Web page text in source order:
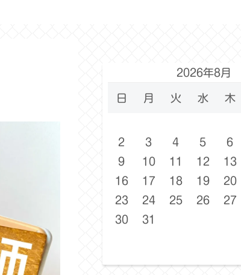
2026年8月
日 月 火 水 木
2
3 4 5 6
9
10 11 12 13
16
17 18 19 20
23
24 25 26 27
30
31